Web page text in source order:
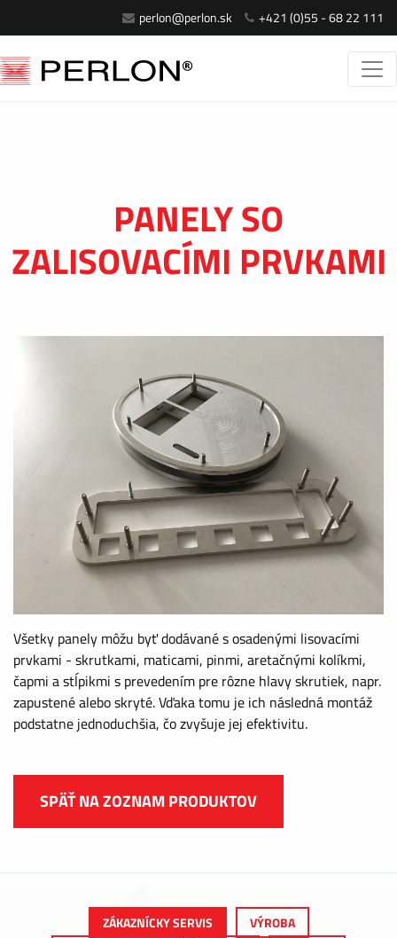
perlon@perlon.sk +421 (0)55 - 68 22 111
PANELY SO
ZALISOVACÍMI PRVKAMI
Všetky panely môžu byť dodávané s osadenými lisovacími
prvkami - skrutkami, maticami, pinmi, aretačnými kolíkmi,
čapmi a stĺpikmi s prevedením pre rôzne hlavy skrutiek, napr.
zapustené alebo skryté. Vďaka tomu je ich následná montáž
podstatne jednoduchšia, čo zvyšuje jej efektivitu.
SPÄŤ NA ZOZNAM PRODUKTOV
ZÁKAZNÍCKY SERVIS
VÝROBA